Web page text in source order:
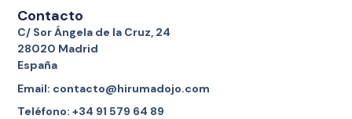
Contacto
C/ Sor Ángela de la Cruz, 24
28020 Madrid
España
Email: contacto@hirumadojo.com
Teléfono: +34 91 579 64 89